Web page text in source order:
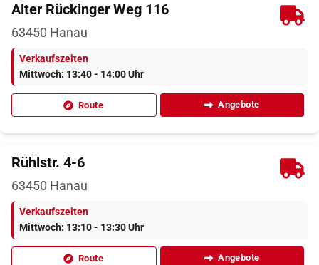
Alter Rückinger Weg 116
63450 Hanau
Verkaufszeiten
Mittwoch: 13:40 - 14:00 Uhr
Route Angebote
Rühlstr. 4-6
63450 Hanau
Verkaufszeiten
Mittwoch: 13:10 - 13:30 Uhr
Route Angebote